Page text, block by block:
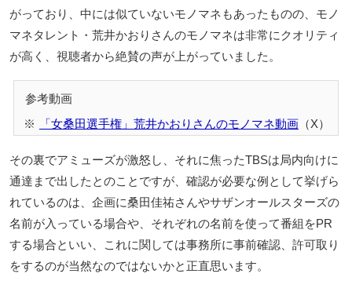
がっており、中には似ていないモノマネもあったものの、モノ
マネタレント・荒井かおりさんのモノマネは非常にクオリティ
が高く、視聴者から絶賛の声が上がっていました。
「女桑田選手権」荒井かおりさんのモノマネ動画 （X）
その裏でアミューズが激怒し、それに焦ったTBSは局内向けに
通達まで出したとのことですが、確認が必要な例として挙げら
れているのは、企画に桑田佳祐さんやサザンオールスターズの
名前が入っている場合や、それぞれの名前を使って番組をPR
する場合といい、これに関しては事務所に事前確認、許可取り
をするのが当然なのではないかと正直思います。